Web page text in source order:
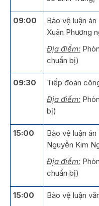
09:00
Bảo vệ luận
Xuân Phương
Địa điểm:
chuẩn bị)
09:30
Tiếp đoàn
Địa điểm:
bị)
15:00
Bảo vệ luận
Nguyễn Kim
Địa điểm:
chuẩn bị)
15:00
Bảo vệ luận